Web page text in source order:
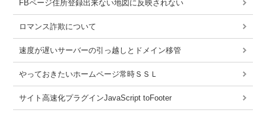
FBページ住所登録出来ない地図に反映されない
ロマンス詐欺について
速度が遅いサーバーの引っ越しとドメイン移管
やっておきたいホームページ常時ＳＳＬ
サイト高速化プラグインJavaScript toFooter